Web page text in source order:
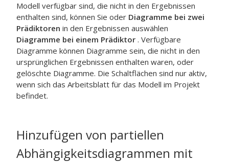
Modell verfügbar sind, die nicht in den Ergebnissen
enthalten sind, können Sie oder Diagramme bei zwei
Prädiktoren in den Ergebnissen auswählen
Diagramme bei einem Prädiktor . Verfügbare
Diagramme können Diagramme sein, die nicht in den
ursprünglichen Ergebnissen enthalten waren, oder
gelöschte Diagramme. Die Schaltflächen sind nur aktiv,
wenn sich das Arbeitsblatt für das Modell im Projekt
befindet.
Hinzufügen von partiellen
Abhängigkeitsdiagrammen mit